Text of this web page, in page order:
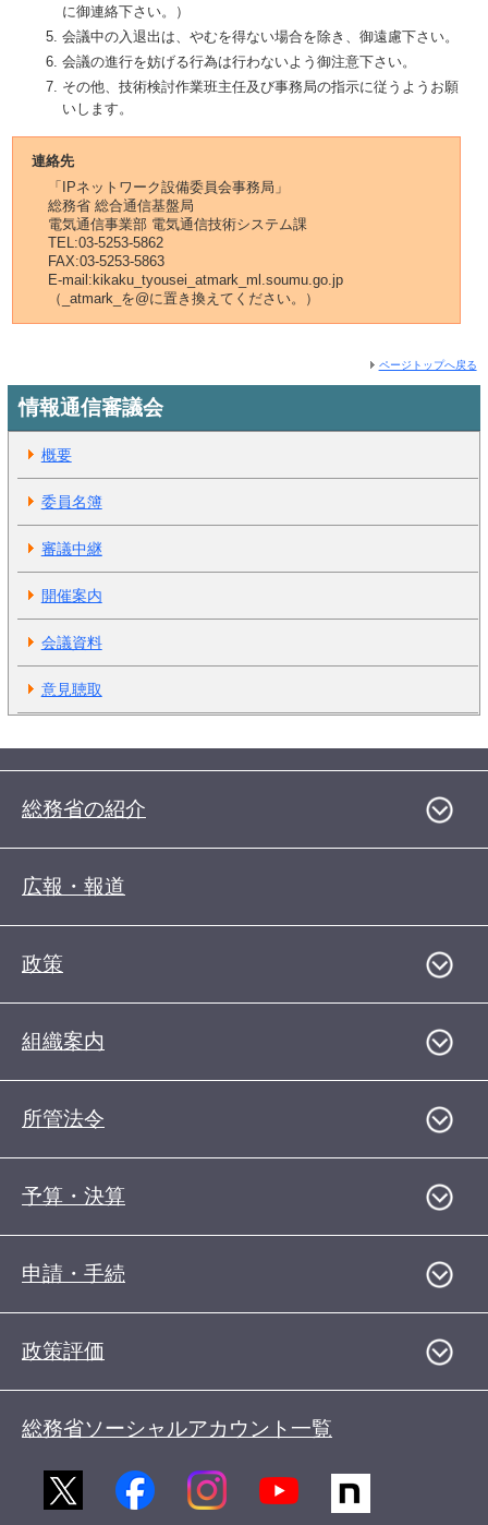
に御連絡下さい。）
会議中の入退出は、やむを得ない場合を除き、御遠慮下さい。
会議の進行を妨げる行為は行わないよう御注意下さい。
その他、技術検討作業班主任及び事務局の指示に従うようお願
いします。
連絡先
「IPネットワーク設備委員会事務局」
総務省 総合通信基盤局
電気通信事業部 電気通信技術システム課
TEL:03-5253-5862
FAX:03-5253-5863
E-mail:kikaku_tyousei_atmark_ml.soumu.go.jp
（_atmark_を@に置き換えてください。）
ページトップへ戻る
情報通信審議会
概要
委員名簿
審議中継
開催案内
会議資料
意見聴取
総務省の紹介
広報・報道
政策
組織案内
所管法令
予算・決算
申請・手続
政策評価
総務省ソーシャルアカウント一覧